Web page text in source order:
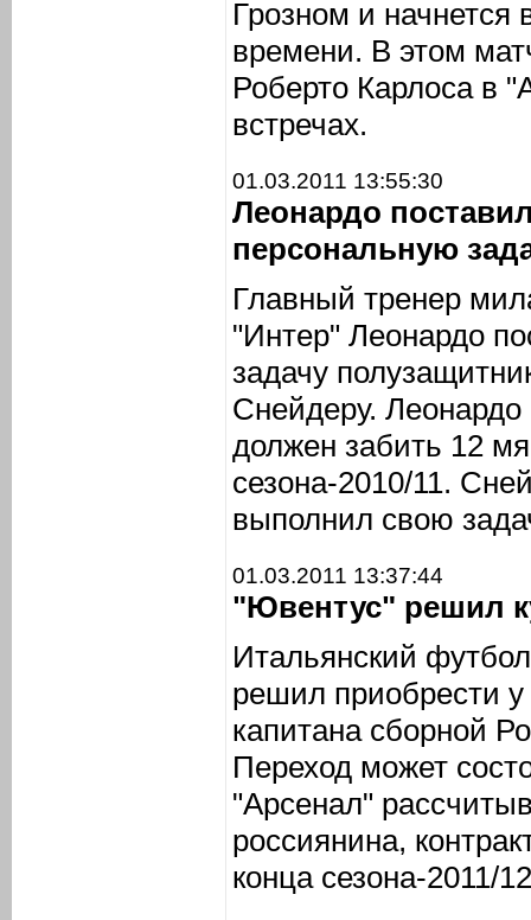
Грозном и начнется
времени. В этом
Роберто Карлоса в
встречах.
01.03.2011 13:55:30
Леонардо
персональную
Главный тренер
"Интер" Леонардо
задачу
Снейдеру. Леонардо
должен забить 12
сезона-2010/11.
выполнил свою
01.03.2011 13:37:44
"Ювентус" решил
Итальянский
решил приобрести у
капитана сборной
Переход может
"Арсенал"
россиянина,
конца сезона-2011/